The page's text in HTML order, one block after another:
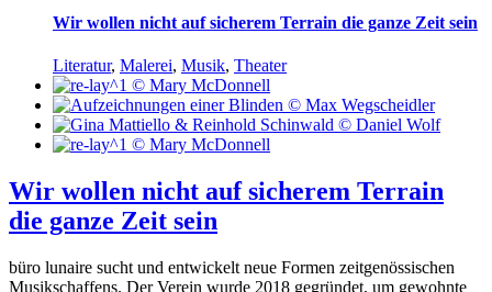
Wir wollen nicht auf sicherem Terrain die ganze Zeit sein
Literatur, Malerei, Musik, Theater
Wir wollen nicht auf sicherem Terrain
die ganze Zeit sein
büro lunaire sucht und entwickelt neue Formen zeitgenössischen
Musikschaffens. Der Verein wurde 2018 gegründet, um gewohnte